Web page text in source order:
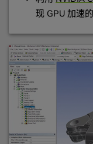
现 GPU 加速